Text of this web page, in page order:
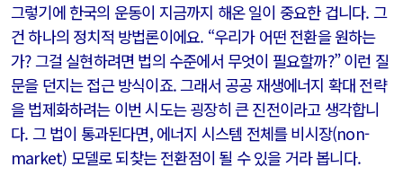
그렇기에 한국의 운동이 지금까지 해온 일이 중요한 겁니다. 그
건 하나의 정치적 방법론이에요. “우리가 어떤 전환을 원하는
가? 그걸 실현하려면 법의 수준에서 무엇이 필요할까?” 이런 질
문을 던지는 접근 방식이죠. 그래서 공공 재생에너지 확대 전략
을 법제화하려는 이번 시도는 굉장히 큰 진전이라고 생각합니
다. 그 법이 통과된다면, 에너지 시스템 전체를 비시장(non-
market) 모델로 되찾는 전환점이 될 수 있을 거라 봅니다.